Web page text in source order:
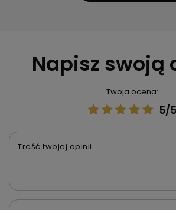
Napisz swoją
Twoja ocena:
5/5
Treść twojej opinii